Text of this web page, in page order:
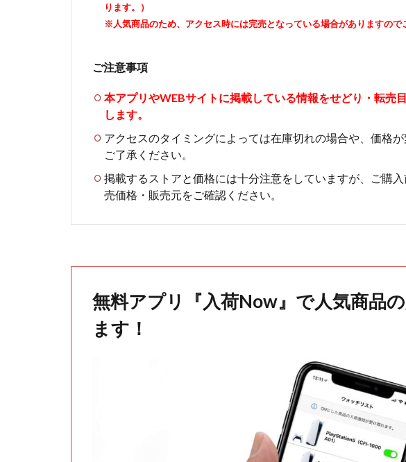
ります。）
※人気商品のため、アクセス時には完売となっている場合がありますので
ご注意事項
本アプリやWEBサイトに掲載している情報をせどり・転売
します。
アクセスのタイミングによっては在庫切れの場合や、価格
ご了承ください。
掲載するストアと価格には十分注意をしていますが、ご購
売価格・販売元をご確認ください。
無料アプリ『入荷Now』で人気商品
ます！